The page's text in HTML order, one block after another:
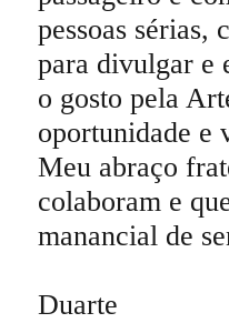
pessoas sérias,
para divulgar e
o gosto pela
oportunidade e
Meu abraço
colaboram e
manancial de
Duarte